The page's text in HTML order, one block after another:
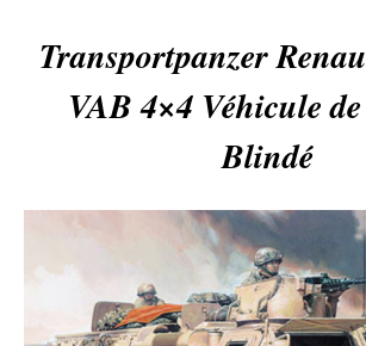
Transportpanzer
VAB 4×4 Véhicule
Blindé